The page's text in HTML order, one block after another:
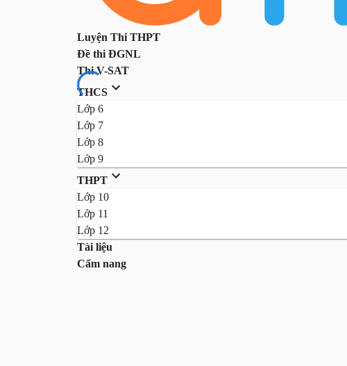
Luyện Thi THPT
Đề thi ĐGNL
Thi V-SAT
THCS
Lớp 6
Lớp 7
Lớp 8
Lớp 9
THPT
Lớp 10
Lớp 11
Lớp 12
Tài liệu
Cẩm nang